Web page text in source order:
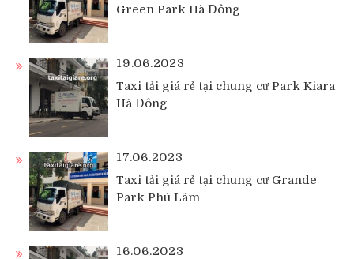
Green Park Hà Đông
19.06.2023
Taxi tải giá rẻ tại chung cư Park Kiara
Hà Đông
17.06.2023
Taxi tải giá rẻ tại chung cư Grande
Park Phú Lãm
16.06.2023